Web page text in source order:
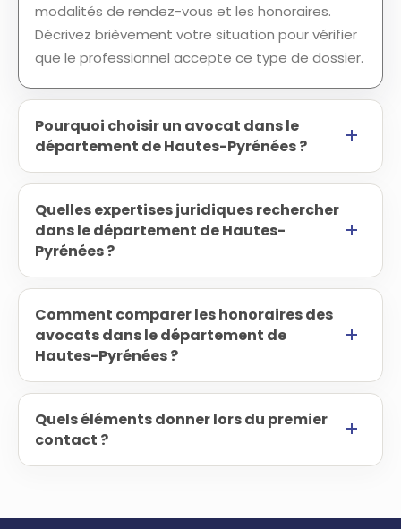
modalités de rendez-vous et les honoraires.
Décrivez brièvement votre situation pour vérifier
que le professionnel accepte ce type de dossier.
Pourquoi choisir un avocat dans le
département de Hautes-Pyrénées ?
Quelles expertises juridiques rechercher
dans le département de Hautes-
Pyrénées ?
Comment comparer les honoraires des
avocats dans le département de
Hautes-Pyrénées ?
Quels éléments donner lors du premier
contact ?